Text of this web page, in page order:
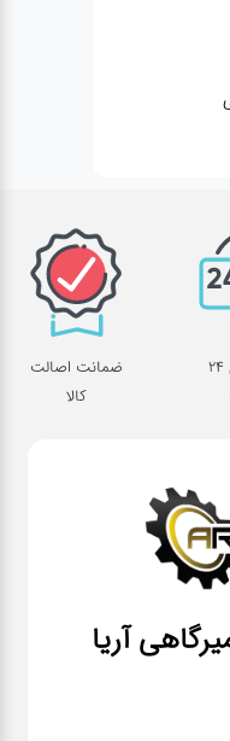
پشتیبانی 24
ضمانت اصالت
کالا
آریا